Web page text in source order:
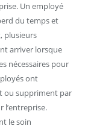
Un employé
du temps et
plusieurs
arriver lorsque
nécessaires pour
ont
ou suppriment par
l’entreprise.
le soin